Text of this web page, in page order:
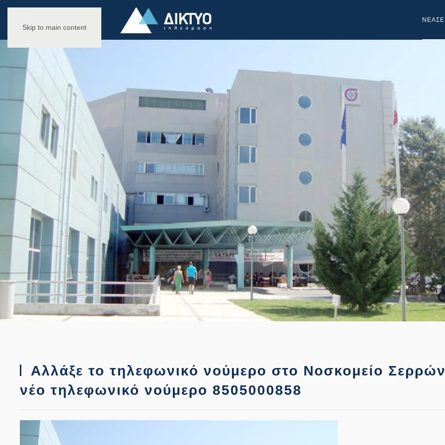
Skip to main content
NEA
Αλλάξε το τηλεφωνικό νούμερο στο Νοσκομείο
νέο τηλεφωνικό νούμερο 8505000858